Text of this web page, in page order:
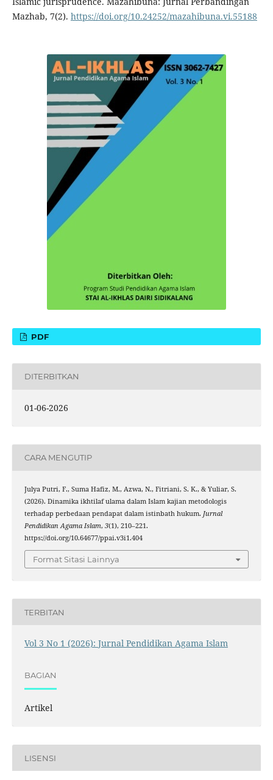
Mazhab, 7(2). https://doi.org/10.24252/mazahibuna.vi.55188
PDF
DITERBITKAN
01-06-2026
CARA MENGUTIP
Julya Putri, F., Suma Hafiz, M., Azwa, N., Fitriani, S. K., & Yuliar, S.
(2026). Dinamika ikhtilaf ulama dalam Islam kajian metodologis
terhadap perbedaan pendapat dalam istinbath hukum. Jurnal
Pendidikan Agama Islam, 3(1), 210–221.
https://doi.org/10.64677/ppai.v3i1.404
Format Sitasi Lainnya
TERBITAN
Vol 3 No 1 (2026): Jurnal Pendidikan Agama Islam
BAGIAN
Artikel
LISENSI